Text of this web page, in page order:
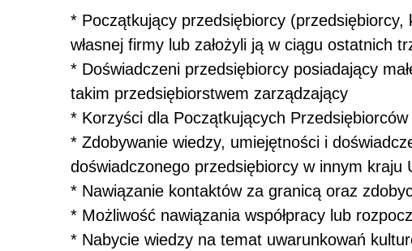
* Początkujący przedsiębiorcy (przedsiębiorcy,
własnej firmy lub założyli ją w ciągu ostatnich
* Doświadczeni przedsiębiorcy posiadający
takim przedsiębiorstwem zarządzający
* Korzyści dla Początkujących Przedsiębiorców
* Zdobywanie wiedzy, umiejętności i
doświadczonego przedsiębiorcy w innym kraju
* Nawiązanie kontaktów za granicą oraz
* Możliwość nawiązania współpracy lub
* Nabycie wiedzy na temat uwarunkowań